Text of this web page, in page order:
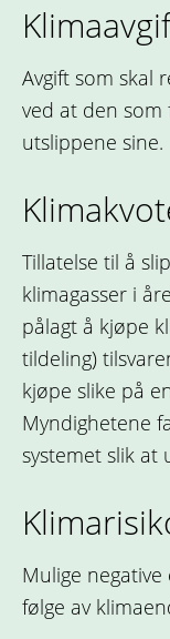
Avgift som skal
ved at den
utslippene sine.
Tillatelse til å
klimagasser i
pålagt å kjøpe
tildeling)
kjøpe slike på
Myndighetene
systemet slik at
Mulige
følge av